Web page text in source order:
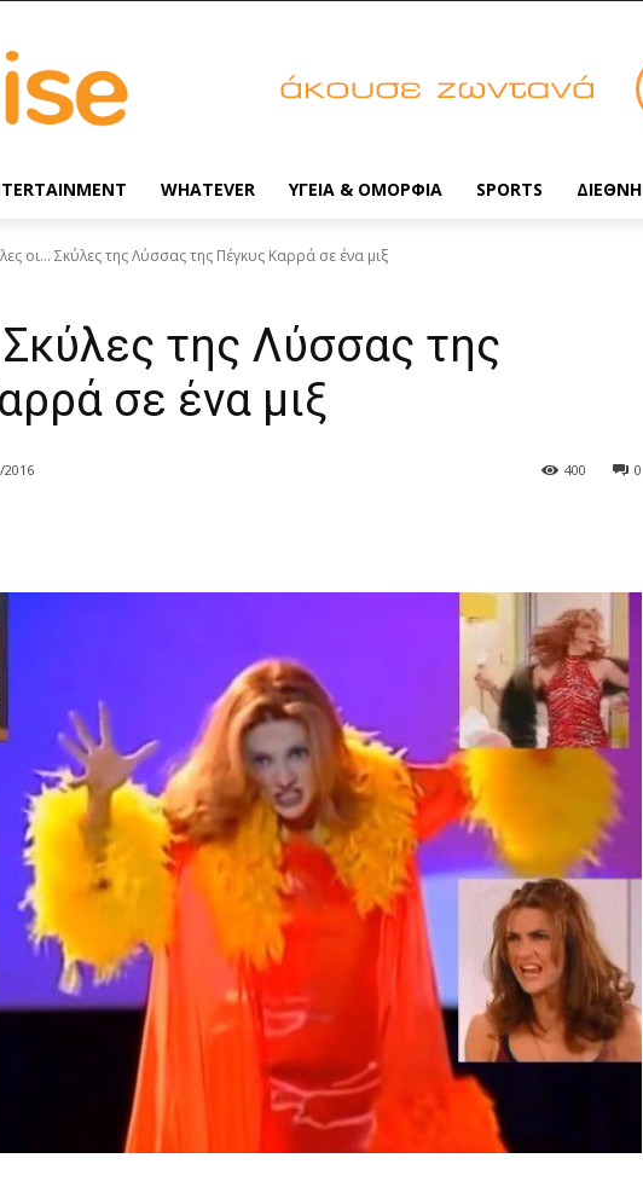
WHATEVER ΥΓΕΙΑ & ΟΜΟΡΦΙΑ SPORTS ΔΙΕΘΝΗ
οι... Σκύλες της Λύσσας της Πέγκυς Καρρά σε ένα μιξ
της Λύσσας της
σε ένα μιξ
2016 0
400